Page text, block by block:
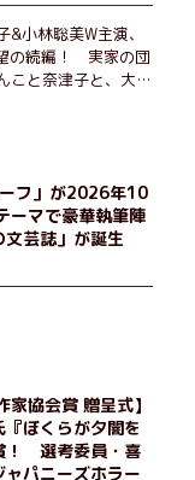
小林聡美W主演、
の続編！ 実家の団
こと奈津子と、大学
催したり。50代
せの日々を描く。
フ」が2026年10
ーマで豪華執筆陣
芸誌」が誕生
家協会賞 贈呈式】
ぼくらが夕闇を
！ 選考委員・喜
パニーズホラー